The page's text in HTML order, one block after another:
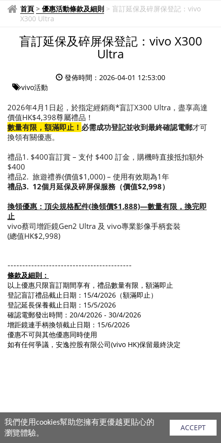
首頁 > 優惠活動條款及細則 > 盲訂延保及碎屏保登記：vivo
X300 Ultra
盲訂延保及碎屏保登記：vivo X300
Ultra
發佈時間：2026-04-01 12:53:00
vivo活動
2026年4月1日起，於指定經銷商*盲訂X300 Ultra，盡享高達
價值HK$4,398尊屬禮品！
數量有限，額滿即止！ 必需成功登記並收到最終確認電郵才可
換領有關優惠。
禮品1. $400盲訂賞 – 支付 $400 訂金，購機時直接抵扣額外
$400
禮品2. 旅遊禮券(價值$1,000) – 使用有效期為1年
禮品3. 12個月延保及碎屏保服務（價值$2,998）
換領優惠：頂尖規格配件(換領價$1,888)—數量有限，換完即
止
vivo蔡司增距鏡Gen2 Ultra 及 vivo專業影像手柄套裝
(總值HK$2,998)
------------------------------------------
條款及細則：
以上優惠只限盲訂期間享有，禮品數量有限，額滿即止
登記盲訂禮品截止日期：15/4/2026（額滿即止）
登記延長保養截止日期：15/5/2026
確認電郵發出時間：20/4/2026 - 30/4/2026
增距鏡連手柄換領截止日期：15/6/2026
優惠不可與其他優惠同時使用
如有任何爭議，安逸控股有限公司(vivo HK)保留最終決定
我們使用cookies幫助您擁有更優越更貼心的
瀏覽體驗。
ACCEPT